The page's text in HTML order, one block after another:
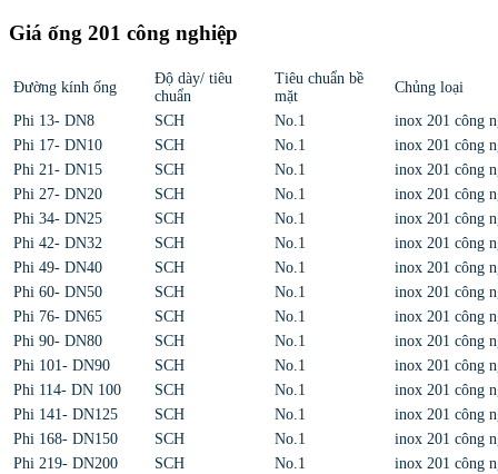
Giá ống 201 công nghiệp
Đường kính ống
Độ dày/ tiêu
chuẩn
Tiêu chuẩn bề
mặt
Chủng loại
Phi 13- DN8
SCH No.1
inox 201 công
Phi 17- DN10
SCH No.1
inox 201 công
Phi 21- DN15
SCH No.1
inox 201 công
Phi 27- DN20
SCH No.1
inox 201 công
Phi 34- DN25
SCH No.1
inox 201 công
Phi 42- DN32
SCH No.1
inox 201 công
Phi 49- DN40
SCH No.1
inox 201 công
Phi 60- DN50
SCH No.1
inox 201 công
Phi 76- DN65
SCH No.1
inox 201 công
Phi 90- DN80
SCH No.1
inox 201 công
Phi 101- DN90
SCH No.1
inox 201 công
Phi 114- DN 100
SCH No.1
inox 201 công
Phi 141- DN125
SCH No.1
inox 201 công
Phi 168- DN150
SCH No.1
inox 201 công
Phi 219- DN200
SCH No.1 inox 201 công